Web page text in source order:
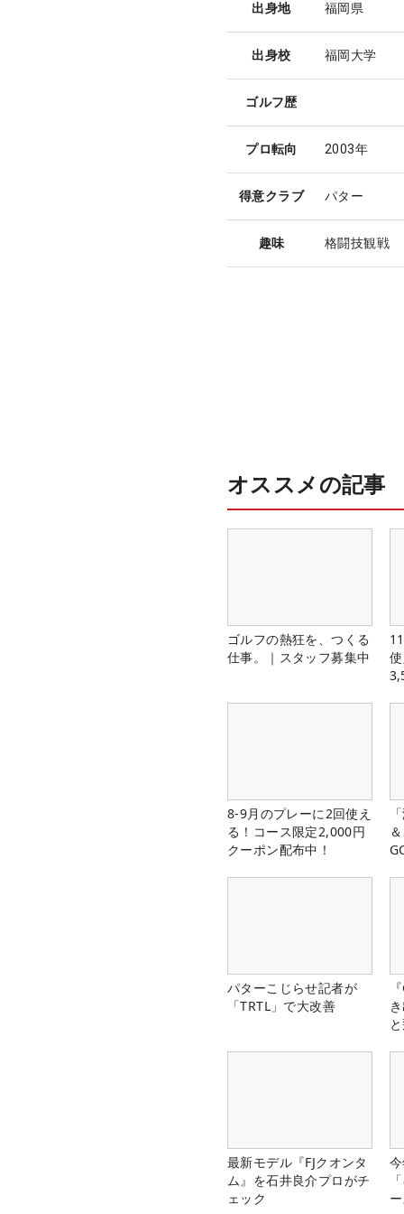
出身地 福岡県
出身校 福岡大学
ゴルフ歴
プロ転向 2003年
得意クラブ パター
趣味 格闘技観戦
オススメの記事
ゴルフの熱狂を、つくる
仕事。｜スタッフ募集中
8-9月のプレーに2回使え
る！コース限定2,000円
クーポン配布中！
パターこじらせ記者が
「TRTL」で大改善
最新モデル『FJクオンタ
ム』を石井良介プロがチ
ェック